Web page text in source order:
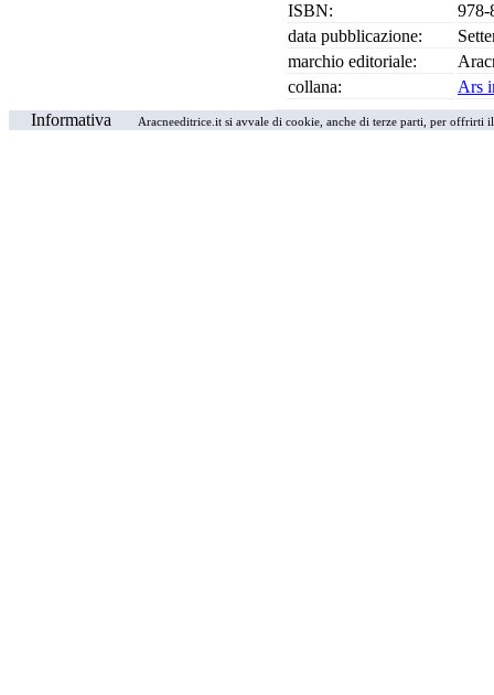
ISBN:
978-
data pubblicazione:
marchio editoriale:
collana:
Ars
Informativa
Aracneeditrice.it si avvale di cookie, anche di terze parti, per